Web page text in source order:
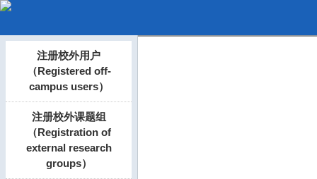
注册校外用户
（Registered off-
campus users）
注册校外课题组
（Registration of
external research
groups）